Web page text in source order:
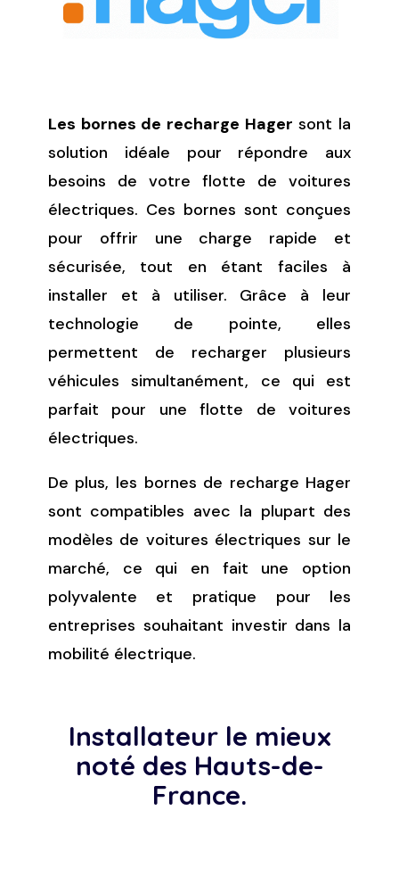
Les bornes de recharge Hager sont la
solution idéale pour répondre aux
besoins de votre flotte de voitures
électriques. Ces bornes sont conçues
pour offrir une charge rapide et
sécurisée, tout en étant faciles à
installer et à utiliser. Grâce à leur
technologie de pointe, elles
permettent de recharger plusieurs
véhicules simultanément, ce qui est
parfait pour une flotte de voitures
électriques.
De plus, les bornes de recharge Hager
sont compatibles avec la plupart des
modèles de voitures électriques sur le
marché, ce qui en fait une option
polyvalente et pratique pour les
entreprises souhaitant investir dans la
mobilité électrique.
Installateur le mieux
noté des Hauts-de-
France.